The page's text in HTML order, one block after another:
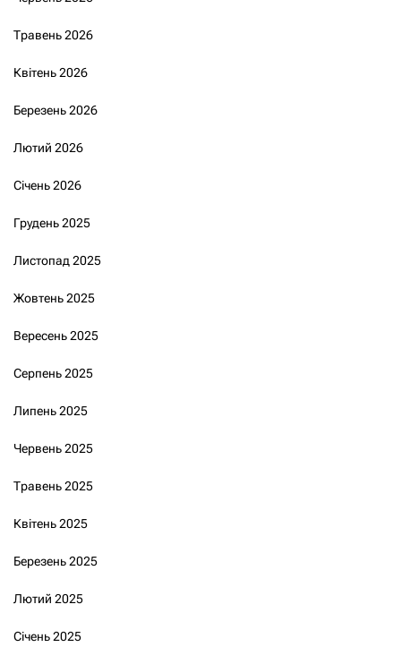
Травень 2026
Квітень 2026
Березень 2026
Лютий 2026
Січень 2026
Грудень 2025
Листопад 2025
Жовтень 2025
Вересень 2025
Серпень 2025
Липень 2025
Червень 2025
Травень 2025
Квітень 2025
Березень 2025
Лютий 2025
Січень 2025